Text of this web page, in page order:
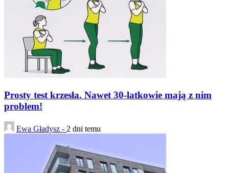
Prosty test krzesła. Nawet 30-latkowie mają z nim
problem!
Ewa Gładysz - 2 dni temu